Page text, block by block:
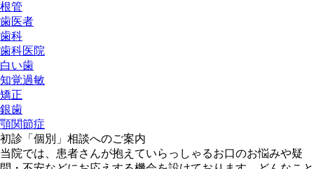
根管
歯医者
歯科
歯科医院
白い歯
知覚過敏
矯正
銀歯
顎関節症
初診「個別」相談へのご案内
当院では、患者さんが抱えていらっしゃるお口のお悩みや疑